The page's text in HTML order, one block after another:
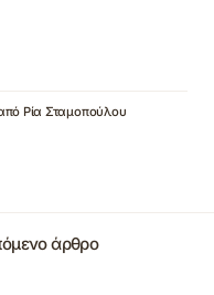
Ρία Σταμοπούλου
άρθρο